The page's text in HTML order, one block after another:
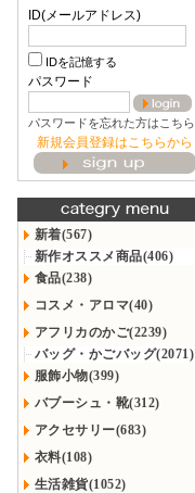
ID(メールアドレス)
IDを記憶する
パスワード
パスワードを忘れた方はこちら
新規会員登録はこちらから
新着(567)
新作オススメ商品(406)
食品(238)
コスメ・アロマ(40)
アフリカのかご(2239)
バッグ・かごバッグ(2071)
服飾小物(399)
バブーシュ・靴(312)
アクセサリー(683)
衣料(108)
生活雑貨(1052)